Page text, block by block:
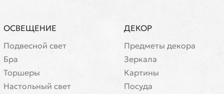
ОСВЕЩЕНИЕ
Подвесной свет
Бра
Торшеры
Настольный свет
ДЕКОР
Предметы декора
Зеркала
Картины
Посуда